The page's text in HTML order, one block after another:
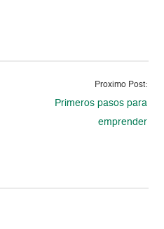
Proximo Post:
Primeros pasos para
emprender